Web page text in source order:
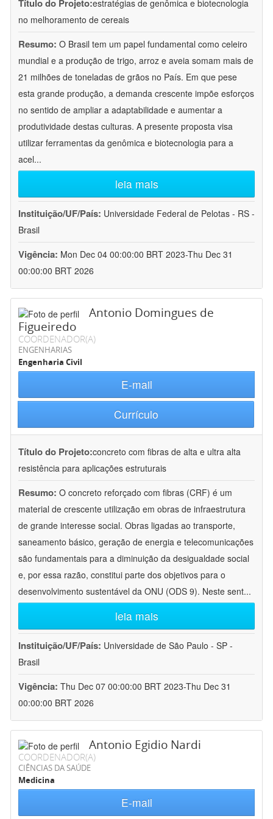
Título do Projeto:estratégias de genômica e biotecnologia
no melhoramento de cereais
Resumo: O Brasil tem um papel fundamental como celeiro
mundial e a produção de trigo, arroz e aveia somam mais de
21 milhões de toneladas de grãos no País. Em que pese
esta grande produção, a demanda crescente impõe esforços
no sentido de ampliar a adaptabilidade e aumentar a
produtividade destas culturas. A presente proposta visa
utilizar ferramentas da genômica e biotecnologia para a
acel...
leia mais
Instituição/UF/País: Universidade Federal de Pelotas - RS -
Brasil
Vigência: Mon Dec 04 00:00:00 BRT 2023-Thu Dec 31
00:00:00 BRT 2026
Antonio Domingues de
Figueiredo
COORDENADOR(A)
ENGENHARIAS
Engenharia Civil
E-mail
Currículo
Título do Projeto:concreto com fibras de alta e ultra alta
resistência para aplicações estruturais
Resumo: O concreto reforçado com fibras (CRF) é um
material de crescente utilização em obras de infraestrutura
de grande interesse social. Obras ligadas ao transporte,
saneamento básico, geração de energia e telecomunicações
são fundamentais para a diminuição da desigualdade social
e, por essa razão, constitui parte dos objetivos para o
desenvolvimento sustentável da ONU (ODS 9). Neste sent...
leia mais
Instituição/UF/País: Universidade de São Paulo - SP -
Brasil
Vigência: Thu Dec 07 00:00:00 BRT 2023-Thu Dec 31
00:00:00 BRT 2026
Antonio Egidio Nardi
COORDENADOR(A)
CIÊNCIAS DA SAÚDE
Medicina
E-mail